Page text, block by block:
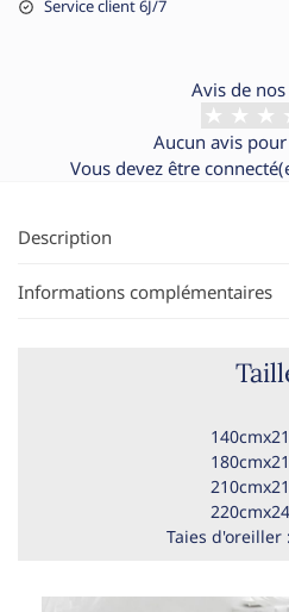
Service client 6J/7
Avis de
Aucun avis
Vous devez être
Description
Informations complémentaires
Taies d'oreiller